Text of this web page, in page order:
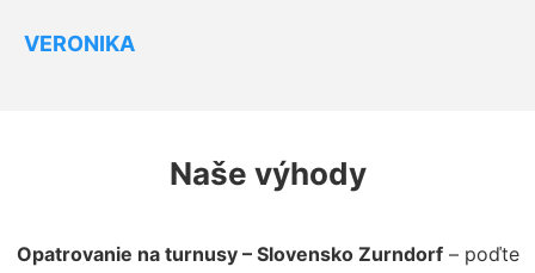
VERONIKA
Naše výhody
Opatrovanie na turnusy – Slovensko Zurndorf– poďte